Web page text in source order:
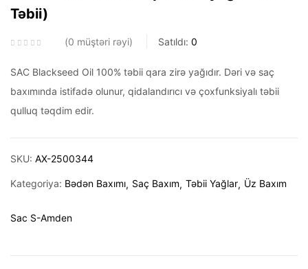
Təbii)
0 müştəri rəyi Satıldı: 0
SAC Blackseed Oil 100% təbii qara zirə yağıdır. Dəri və saç
baxımında istifadə olunur, qidalandırıcı və çoxfunksiyalı təbii
qulluq təqdim edir.
SKU: AX-2500344
Kategoriya: Bədən Baxımı Saç Baxım Təbii Yağlar Üz Baxım
Sac S-Amden
Create an account